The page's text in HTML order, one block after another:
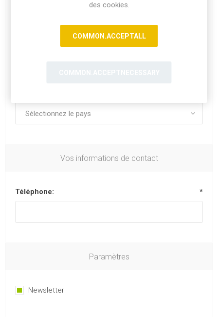
Vos informations de contact
Téléphone: *
Paramètres
Newsletter
des cookies.
COMMON.ACCEPTALL